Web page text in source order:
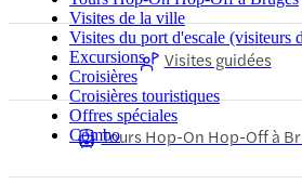
Visites de la ville
Visites du port d'escale (visiteurs
Excursions
Croisières
Croisières touristiques
Offres spéciales
Combo
Visites guidées
Tours Hop-On Hop-Off à